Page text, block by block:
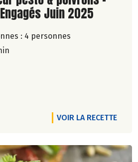
Juin 2025
: 4 personnes
VOIR LA RECETTE